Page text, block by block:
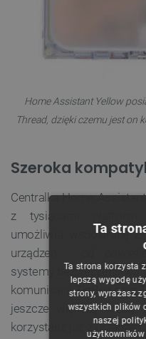
Home Assistant Yellow
Thread, dzięki czemu jest on
Szeroka
Centralka Home
z tysiącami platform
umożliwia współpracę
urządzeń - od
systemy bezpieczeństwa.
komunikacjiZigBeeoraz
jeszcze większą liczbą
korzystasz już z
Ta
Ta strona korzysta
lepszą wygodę
strony, wyrażasz
wszystkich plików
naszej